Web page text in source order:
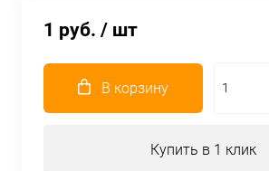
1 руб. / шт
В корзину
Купить в 1 клик